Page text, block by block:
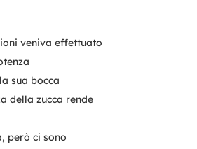
veniva effettuato
sua bocca
della zucca rende
però ci sono